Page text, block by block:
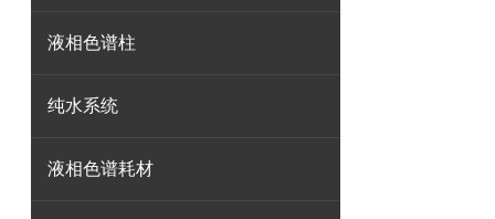
液相色谱柱
纯水系统
液相色谱耗材